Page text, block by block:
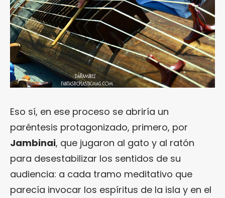
Eso sí, en ese proceso se abriría un
paréntesis protagonizado, primero, por
Jambinai, que jugaron al gato y al ratón
para desestabilizar los sentidos de su
audiencia: a cada tramo meditativo que
parecía invocar los espíritus de la isla y en el